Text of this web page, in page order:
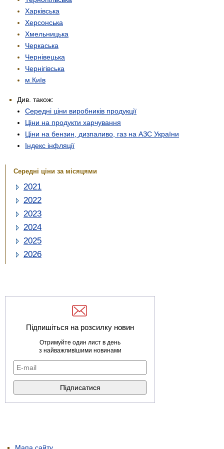
Харківська
Херсонська
Хмельницька
Черкаська
Чернівецька
Чернігівська
м.Київ
Див. також:
Середні ціни виробників продукції
Ціни на продукти харчування
Ціни на бензин, дизпаливо, газ на АЗС України
Індекс інфляції
Середні ціни за місяцями
2021
2022
2023
2024
2025
2026
Підпишіться на розсилку новин
Отримуйте один лист в день
з найважливішими новинами